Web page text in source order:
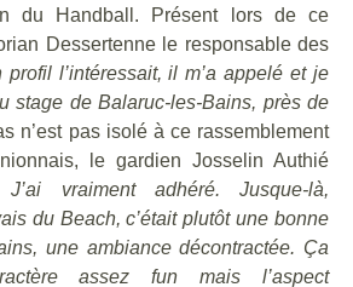
du Handball. Présent lors de ce
Dessertenne le responsable des
profil l’intéressait, il m’a appelé et je
stage de Balaruc-les-Bains, près de
n’est pas isolé à ce rassemblement
le gardien Josselin Authié
vraiment adhéré. Jusque-là,
du Beach, c’était plutôt une bonne
une ambiance décontractée. Ça
assez fun mais l’aspect